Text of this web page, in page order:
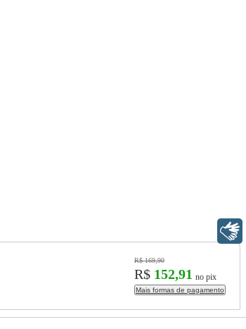
R$ 169,90
R$ 152,91 no pix
Mais formas de pagamento